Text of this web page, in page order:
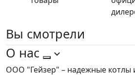
Вы смотрели
О нас
ООО "Гейзер" – надежные котлы